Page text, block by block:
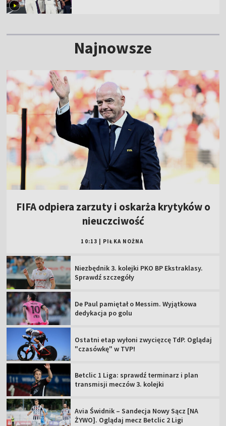
Najnowsze
FIFA odpiera zarzuty i oskarża krytyków o
nieuczciwość
10:13 PIŁKA NOŻNA
Niezbędnik 3. kolejki PKO BP Ekstraklasy.
Sprawdź szczegóły
De Paul pamiętał o Messim. Wyjątkowa
dedykacja po golu
Ostatni etap wyłoni zwycięzcę TdP. Oglądaj
"czasówkę" w TVP!
Betclic 1 Liga: sprawdź terminarz i plan
transmisji meczów 3. kolejki
Avia Świdnik – Sandecja Nowy Sącz [NA
ŻYWO]. Oglądaj mecz Betclic 2 Ligi